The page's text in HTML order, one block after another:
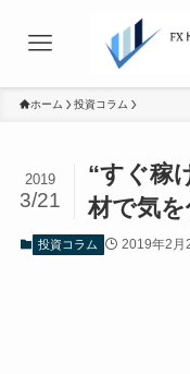
ホーム 投資コラム
“すぐ稼
材で気
2019
3/21
投資コラム 2019年2月